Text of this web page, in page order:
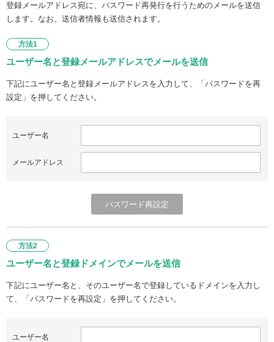
登録メールアドレス宛に、パスワード再発行を行うためのメールを送信
します。なお、送信者情報も送信されます。
方法1
ユーザー名と登録メールアドレスでメールを送信
下記にユーザー名と登録メールアドレスを入力して、「パスワードを再
設定」を押してください。
ユーザー名
メールアドレス
方法2
ユーザー名と登録ドメインでメールを送信
下記にユーザー名と、そのユーザー名で登録しているドメインを入力し
て、「パスワードを再設定」を押してください。
ユーザー名